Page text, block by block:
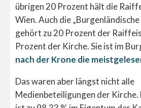
übrigen 20 Prozent hält die
Wien. Auch die
gehört zu 20 Prozent der
Prozent der Kirche. Sie ist im
nach der Krone die
Das waren aber längst nicht alle
Medienbeteiligungen der